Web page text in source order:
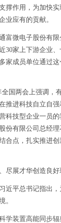
撑作用，为加快
业应有的贡献。
微电子股份有限
30家上下游企业
家成员单位通过这
国两会上强调，
推进科技自立自
科技型企业一员
份有限公司总经
合点，扎实推进
展才华创造良好
平总书记指出，
。
装置高能同步辐